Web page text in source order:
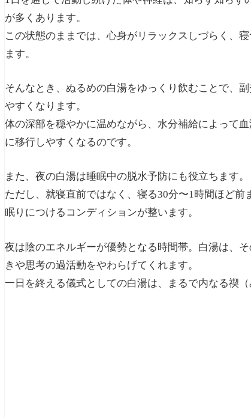
が多くあります。
この状態のままでは、心身がリラックスしづらく、
ます。
そんなとき、ぬるめの白湯をゆっくり飲むことで、
やすくなります。
体の深部を穏やかに温めながら、水分補給によって
に移行しやすくなるのです。
また、夜の白湯は睡眠中の脱水予防にも役立ちます。
ただし、就寝直前ではなく、寝る30分〜1時間ほど
眠りにつけるコンディションが整います。
夜は陰のエネルギーが優勢となる時間帯。白湯は、
きや思考の過活動をやわらげてくれます。
一日を終える儀式としての白湯は、まるで内なる禊